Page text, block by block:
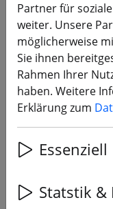
Lumenier
Patch
3% SPAREN
Partner für
weiter. Unsere
möglicherweise
Sie ihnen
Rahmen Ihrer
haben. Weitere
Erklärung zum
Essenziell
Statstik &